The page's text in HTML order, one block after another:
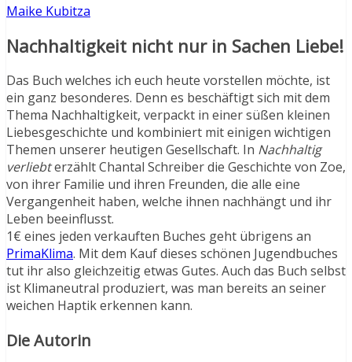
Maike Kubitza
Nachhaltigkeit nicht nur in Sachen Liebe!
Das Buch welches ich euch heute vorstellen möchte, ist
ein ganz besonderes. Denn es beschäftigt sich mit dem
Thema Nachhaltigkeit, verpackt in einer süßen kleinen
Liebesgeschichte und kombiniert mit einigen wichtigen
Themen unserer heutigen Gesellschaft. In Nachhaltig
verliebterzählt Chantal Schreiber die Geschichte von Zoe,
von ihrer Familie und ihren Freunden, die alle eine
Vergangenheit haben, welche ihnen nachhängt und ihr
Leben beeinflusst.
1€ eines jeden verkauften Buches geht übrigens an
PrimaKlima. Mit dem Kauf dieses schönen Jugendbuches
tut ihr also gleichzeitig etwas Gutes. Auch das Buch selbst
ist Klimaneutral produziert, was man bereits an seiner
weichen Haptik erkennen kann.
Die Autorin